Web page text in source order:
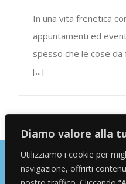
Diamo valore alla
Utilizziamo i cookie per
navigazione, offrirti
In una vita frenetica
appuntamenti ed
spesso che le cose
[...]
Copyright © 2026 Alessandro